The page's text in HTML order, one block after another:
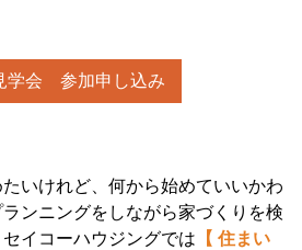
学会 参加申し込み
いけれど、何から始めていいかわ
ンニングをしながら家づくりを検
イコーハウジングでは 【 住まい